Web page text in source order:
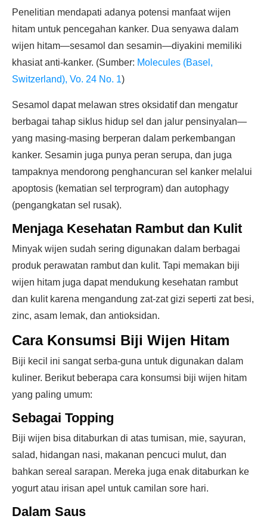
Penelitian mendapati adanya potensi manfaat wijen
hitam untuk pencegahan kanker. Dua senyawa dalam
wijen hitam—sesamol dan sesamin—diyakini memiliki
khasiat anti-kanker. (Sumber: Molecules (Basel,
Switzerland), Vo. 24 No. 1)
Sesamol dapat melawan stres oksidatif dan mengatur
berbagai tahap siklus hidup sel dan jalur pensinyalan—
yang masing-masing berperan dalam perkembangan
kanker. Sesamin juga punya peran serupa, dan juga
tampaknya mendorong penghancuran sel kanker melalui
apoptosis (kematian sel terprogram) dan autophagy
(pengangkatan sel rusak).
Menjaga Kesehatan Rambut dan Kulit
Minyak wijen sudah sering digunakan dalam berbagai
produk perawatan rambut dan kulit. Tapi memakan biji
wijen hitam juga dapat mendukung kesehatan rambut
dan kulit karena mengandung zat-zat gizi seperti zat besi,
zinc, asam lemak, dan antioksidan.
Cara Konsumsi Biji Wijen Hitam
Biji kecil ini sangat serba-guna untuk digunakan dalam
kuliner. Berikut beberapa cara konsumsi biji wijen hitam
yang paling umum:
Sebagai Topping
Biji wijen bisa ditaburkan di atas tumisan, mie, sayuran,
salad, hidangan nasi, makanan pencuci mulut, dan
bahkan sereal sarapan. Mereka juga enak ditaburkan ke
yogurt atau irisan apel untuk camilan sore hari.
Dalam Saus